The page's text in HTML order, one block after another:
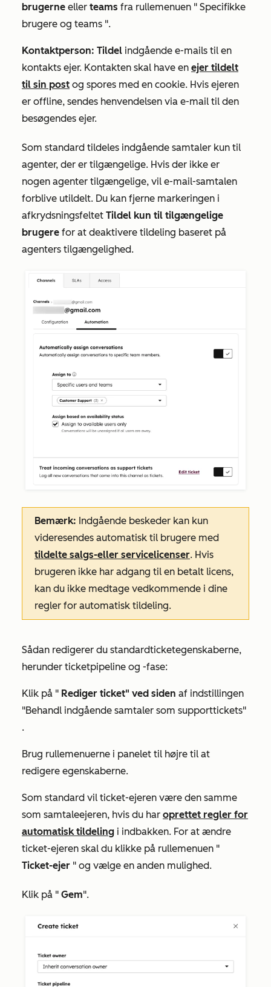
brugerne eller teams fra rullemenuen " Specifikke
brugere og teams ".
Kontaktperson: Tildel indgående e-mails til en
kontakts ejer. Kontakten skal have en ejer tildelt
til sin post og spores med en cookie. Hvis ejeren
er offline, sendes henvendelsen via e-mail til den
besøgendes ejer.
Som standard tildeles indgående samtaler kun til
agenter, der er tilgængelige. Hvis der ikke er
nogen agenter tilgængelige, vil e-mail-samtalen
forblive utildelt. Du kan fjerne markeringen i
afkrydsningsfeltet Tildel kun til tilgængelige
brugere for at deaktivere tildeling baseret på
agenters tilgængelighed.
Bemærk: Indgående beskeder kan kun
videresendes automatisk til brugere med
tildelte salgs-eller servicelicenser. Hvis
brugeren ikke har adgang til en betalt licens,
kan du ikke medtage vedkommende i dine
regler for automatisk tildeling.
Sådan redigerer du standardticketegenskaberne,
herunder ticketpipeline og -fase:
Klik på " Rediger ticket" ved siden af indstillingen
"Behandl indgående samtaler som supporttickets"
.
Brug rullemenuerne i panelet til højre til at
redigere egenskaberne.
Som standard vil ticket-ejeren være den samme
som samtaleejeren, hvis du har oprettet regler for
automatisk tildeling i indbakken. For at ændre
ticket-ejeren skal du klikke på rullemenuen "
Ticket-ejer " og vælge en anden mulighed.
Klik på " Gem".